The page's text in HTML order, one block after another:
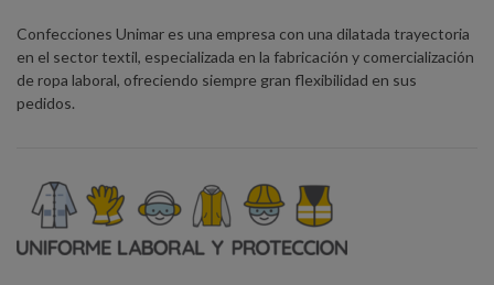
Confecciones Unimar es una empresa con una dilatada trayectoria
en el sector textil, especializada en la fabricación y comercialización
de ropa laboral, ofreciendo siempre gran flexibilidad en sus
pedidos.